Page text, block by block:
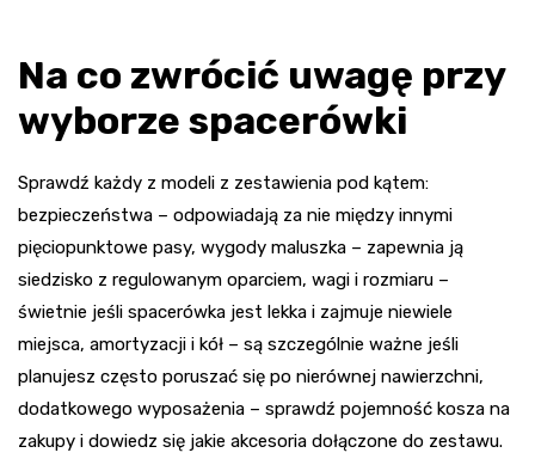
Na co zwrócić uwagę przy
wyborze spacerówki
Sprawdź każdy z modeli z zestawienia pod kątem:
bezpieczeństwa – odpowiadają za nie między innymi
pięciopunktowe pasy, wygody maluszka – zapewnia ją
siedzisko z regulowanym oparciem, wagi i rozmiaru –
świetnie jeśli spacerówka jest lekka i zajmuje niewiele
miejsca, amortyzacji i kół – są szczególnie ważne jeśli
planujesz często poruszać się po nierównej nawierzchni,
dodatkowego wyposażenia – sprawdź pojemność kosza na
zakupy i dowiedz się jakie akcesoria dołączone do zestawu.